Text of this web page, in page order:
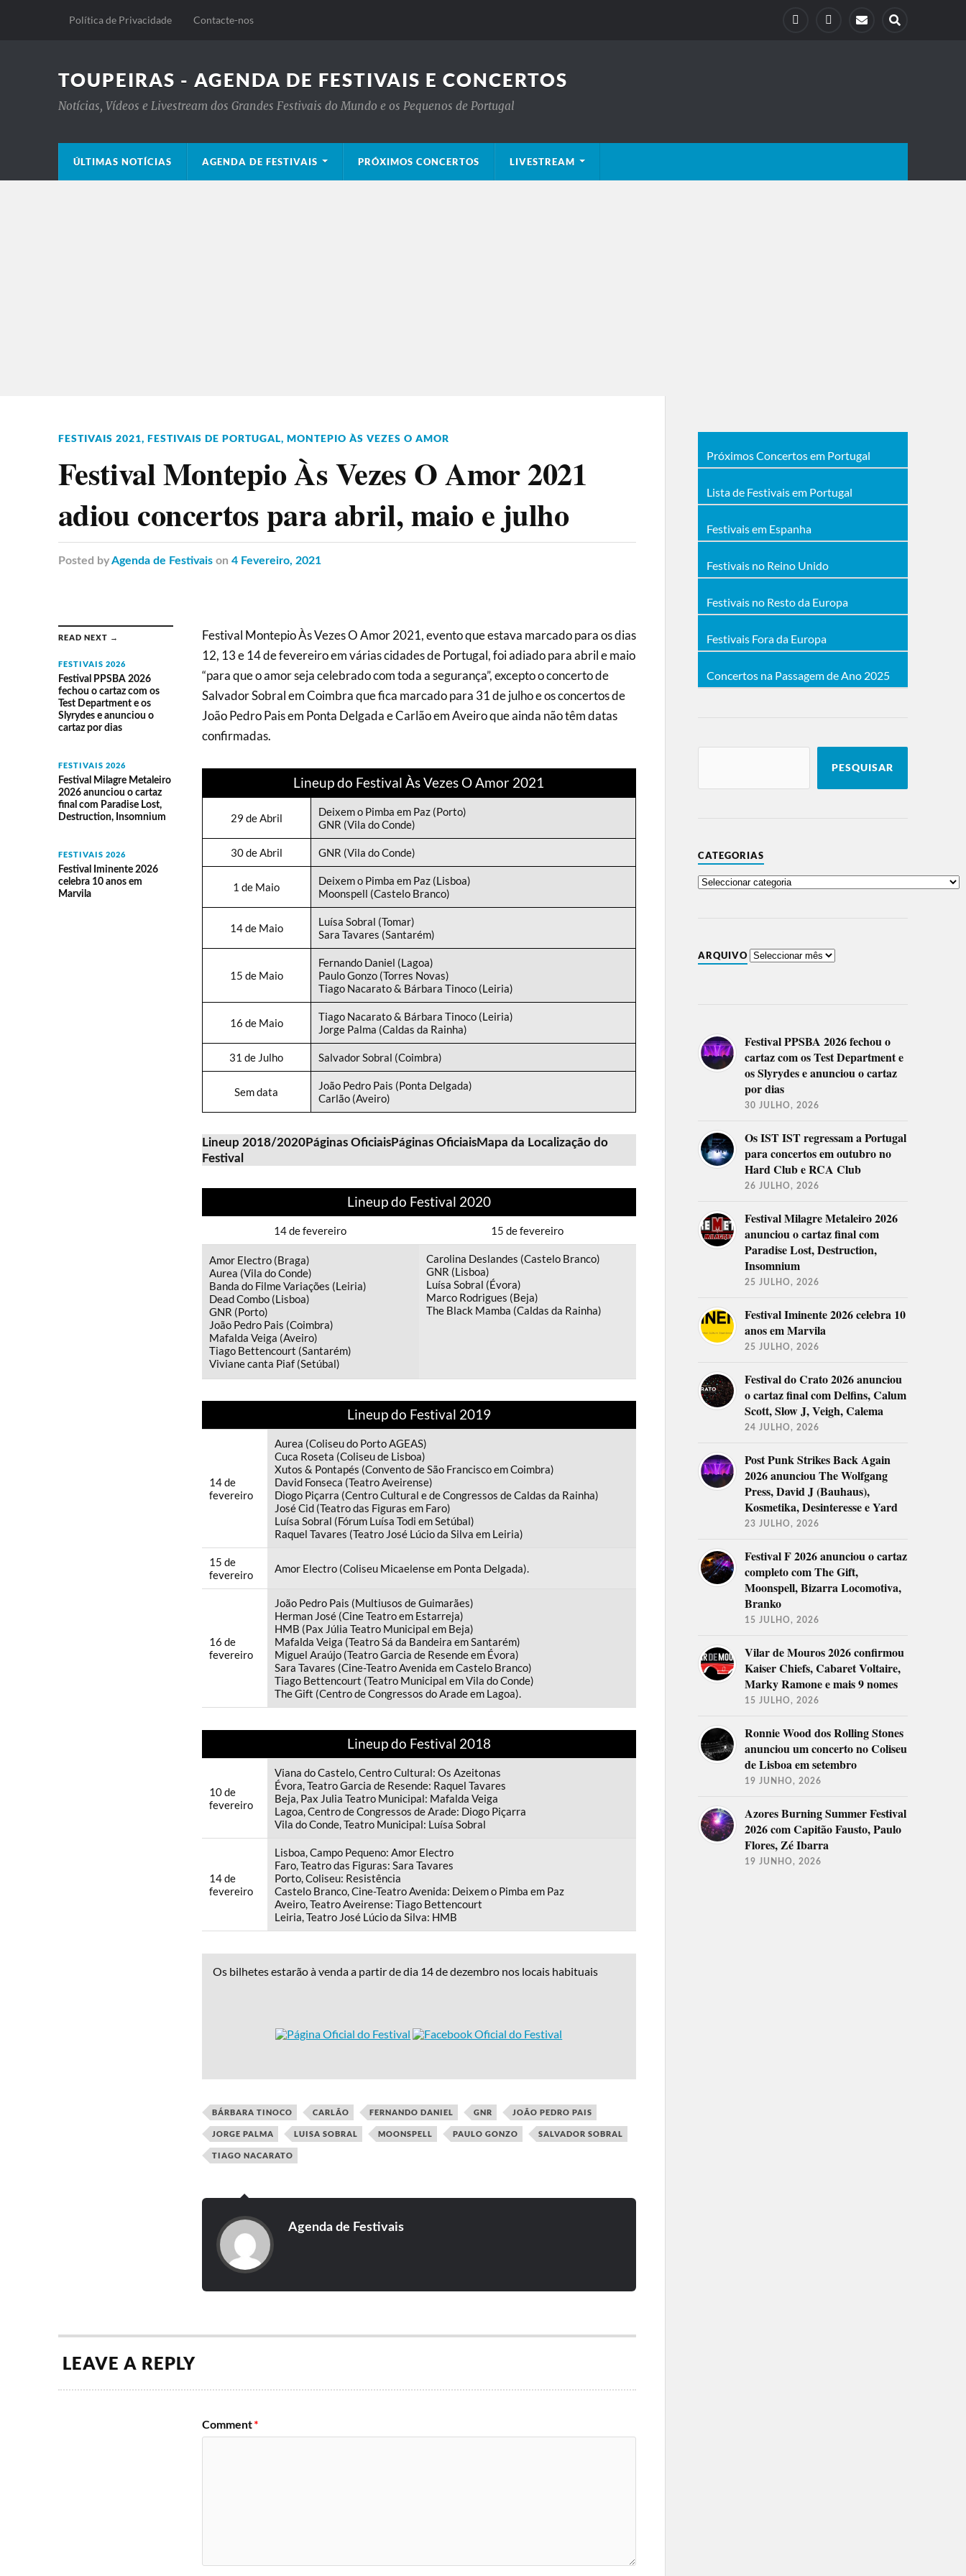
Política de Privacidade Contacte-nos
TOUPEIRAS - AGENDA DE FESTIVAIS E CONCERTOS
Notícias, Vídeos e Livestream dos Grandes Festivais do Mundo e os Pequenos de Portugal
ÚLTIMAS NOTÍCIAS AGENDA DE FESTIVAIS PRÓXIMOS CONCERTOS LIVESTREAM
FESTIVAIS 2021, FESTIVAIS DE PORTUGAL, MONTEPIO ÀS VEZES O AMOR
Festival Montepio Às Vezes O Amor 2021
adiou concertos para abril, maio e julho
Posted byAgenda de Festivais on 4 Fevereiro, 2021
READ NEXT →
FESTIVAIS 2026
Festival PPSBA 2026
fechou o cartaz com os
Test Department e os
Slyrydes e anunciou o
cartaz por dias
FESTIVAIS 2026
Festival Milagre Metaleiro
2026 anunciou o cartaz
final com Paradise Lost,
Destruction, Insomnium
FESTIVAIS 2026
Festival Iminente 2026
celebra 10 anos em
Marvila
Festival Montepio Às Vezes O Amor 2021, evento que estava marcado para os dias
12, 13 e 14 de fevereiro em várias cidades de Portugal, foi adiado para abril e maio
“para que o amor seja celebrado com toda a segurança”, excepto o concerto de
Salvador Sobral em Coimbra que fica marcado para 31 de julho e os concertos de
João Pedro Pais em Ponta Delgada e Carlão em Aveiro que ainda não têm datas
confirmadas.
Lineup do Festival Às Vezes O Amor 2021
29 de Abril
Deixem o Pimba em Paz (Porto)
GNR (Vila do Conde)
30 de Abril GNR (Vila do Conde)
1 de Maio
Deixem o Pimba em Paz (Lisboa)
Moonspell (Castelo Branco)
14 de Maio
Luísa Sobral (Tomar)
Sara Tavares (Santarém)
15 de Maio
Fernando Daniel (Lagoa)
Paulo Gonzo (Torres Novas)
Tiago Nacarato & Bárbara Tinoco (Leiria)
16 de Maio
Tiago Nacarato & Bárbara Tinoco (Leiria)
Jorge Palma (Caldas da Rainha)
31 de Julho Salvador Sobral (Coimbra)
Sem data
João Pedro Pais (Ponta Delgada)
Carlão (Aveiro)
Lineup 2018/2020Páginas OficiaisPáginas OficiaisMapa da Localização do
Festival
Lineup do Festival 2020
14 de fevereiro 15 de fevereiro
Amor Electro (Braga)
Aurea (Vila do Conde)
Banda do Filme Variações (Leiria)
Dead Combo (Lisboa)
GNR (Porto)
João Pedro Pais (Coimbra)
Mafalda Veiga (Aveiro)
Tiago Bettencourt (Santarém)
Viviane canta Piaf (Setúbal)
Carolina Deslandes (Castelo Branco)
GNR (Lisboa)
Luísa Sobral (Évora)
Marco Rodrigues (Beja)
The Black Mamba (Caldas da Rainha)
Lineup do Festival 2019
14 de
fevereiro
Aurea (Coliseu do Porto AGEAS)
Cuca Roseta (Coliseu de Lisboa)
Xutos & Pontapés (Convento de São Francisco em Coimbra)
David Fonseca (Teatro Aveirense)
Diogo Piçarra (Centro Cultural e de Congressos de Caldas da Rainha)
José Cid (Teatro das Figuras em Faro)
Luísa Sobral (Fórum Luísa Todi em Setúbal)
Raquel Tavares (Teatro José Lúcio da Silva em Leiria)
15 de
fevereiro
Amor Electro (Coliseu Micaelense em Ponta Delgada).
16 de
fevereiro
João Pedro Pais (Multiusos de Guimarães)
Herman José (Cine Teatro em Estarreja)
HMB (Pax Júlia Teatro Municipal em Beja)
Mafalda Veiga (Teatro Sá da Bandeira em Santarém)
Miguel Araújo (Teatro Garcia de Resende em Évora)
Sara Tavares (Cine-Teatro Avenida em Castelo Branco)
Tiago Bettencourt (Teatro Municipal em Vila do Conde)
The Gift (Centro de Congressos do Arade em Lagoa).
Lineup do Festival 2018
10 de
fevereiro
Viana do Castelo, Centro Cultural: Os Azeitonas
Évora, Teatro Garcia de Resende: Raquel Tavares
Beja, Pax Julia Teatro Municipal: Mafalda Veiga
Lagoa, Centro de Congressos de Arade: Diogo Piçarra
Vila do Conde, Teatro Municipal: Luísa Sobral
14 de
fevereiro
Lisboa, Campo Pequeno: Amor Electro
Faro, Teatro das Figuras: Sara Tavares
Porto, Coliseu: Resistência
Castelo Branco, Cine-Teatro Avenida: Deixem o Pimba em Paz
Aveiro, Teatro Aveirense: Tiago Bettencourt
Leiria, Teatro José Lúcio da Silva: HMB
Os bilhetes estarão à venda a partir de dia 14 de dezembro nos locais habituais
BÁRBARA TINOCO CARLÃO FERNANDO DANIEL GNR JOÃO PEDRO PAIS
JORGE PALMA LUISA SOBRAL MOONSPELL PAULO GONZO SALVADOR SOBRAL
TIAGO NACARATO
Agenda de Festivais
LEAVE A REPLY
Comment *
Próximos Concertos em Portugal
Lista de Festivais em Portugal
Festivais em Espanha
Festivais no Reino Unido
Festivais no Resto da Europa
Festivais Fora da Europa
Concertos na Passagem de Ano 2025
PESQUISAR
CATEGORIAS
ARQUIVO
Festival PPSBA 2026 fechou o
cartaz com os Test Department e
os Slyrydes e anunciou o cartaz
por dias
30 JULHO, 2026
Os IST IST regressam a Portugal
para concertos em outubro no
Hard Club e RCA Club
26 JULHO, 2026
Festival Milagre Metaleiro 2026
anunciou o cartaz final com
Paradise Lost, Destruction,
Insomnium
25 JULHO, 2026
Festival Iminente 2026 celebra 10
anos em Marvila
25 JULHO, 2026
Festival do Crato 2026 anunciou
o cartaz final com Delfins, Calum
Scott, Slow J, Veigh, Calema
24 JULHO, 2026
Post Punk Strikes Back Again
2026 anunciou The Wolfgang
Press, David J (Bauhaus),
Kosmetika, Desinteresse e Yard
23 JULHO, 2026
Festival F 2026 anunciou o cartaz
completo com The Gift,
Moonspell, Bizarra Locomotiva,
Branko
15 JULHO, 2026
Vilar de Mouros 2026 confirmou
Kaiser Chiefs, Cabaret Voltaire,
Marky Ramone e mais 9 nomes
15 JULHO, 2026
Ronnie Wood dos Rolling Stones
anunciou um concerto no Coliseu
de Lisboa em setembro
19 JUNHO, 2026
Azores Burning Summer Festival
2026 com Capitão Fausto, Paulo
Flores, Zé Ibarra
19 JUNHO, 2026